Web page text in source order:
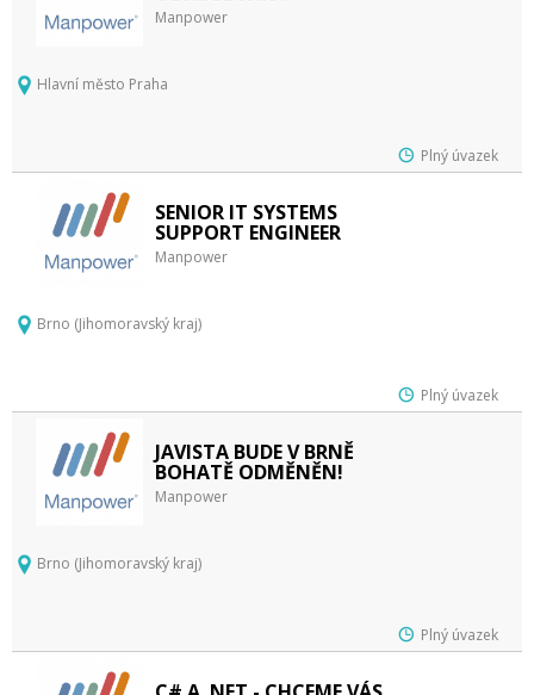
Manpower
Hlavní město Praha
Plný úvazek
SENIOR IT SYSTEMS
SUPPORT ENGINEER
Manpower
Brno (Jihomoravský kraj)
Plný úvazek
JAVISTA BUDE V BRNĚ
BOHATĚ ODMĚNĚN!
Manpower
Brno (Jihomoravský kraj)
Plný úvazek